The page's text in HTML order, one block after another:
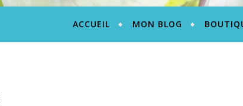
ACCUEIL MON BLOG